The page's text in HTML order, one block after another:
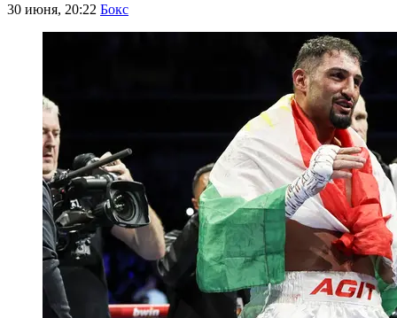
30 июня, 20:22 Бокс